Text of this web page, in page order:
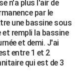
n'a plus l'air de
par le
une bassine sous
rempli la bassine
et demi. J'ai
entre 1 et 2
qui est de 3